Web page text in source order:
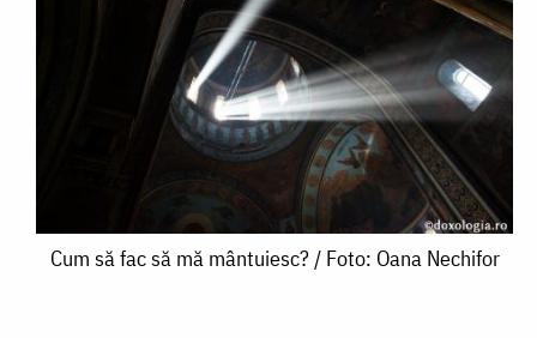
Cum
Cum să fac să mă mântuiesc? / Foto: Oana Nechifor